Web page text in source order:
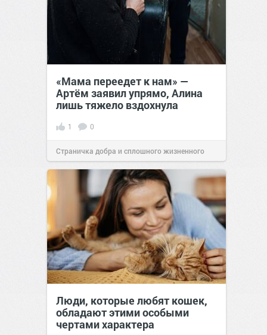
«Мама переедет к нам» —
Артём заявил упрямо, Алина
лишь тяжело вздохнула
1 0
Страничка добра и сплошного жизненного
позитива!00:28Вчера
Люди, которые любят кошек,
обладают этими особыми
чертами характера